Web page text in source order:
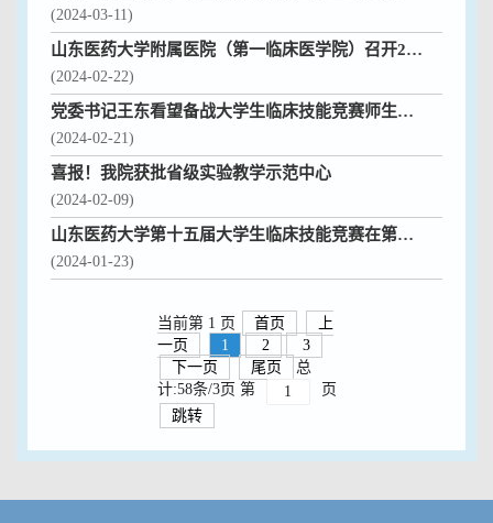
(2024-03-11)
山东医药大学附属医院（第一临床医学院）召开2024年国家级、省级大学生医学技术技能大赛培训部署动员会
(2024-02-22)
党委书记王东看望备战大学生临床技能竞赛师生并指导调研临床技能中心建设工作
(2024-02-21)
喜报！我院获批省级实验教学示范中心
(2024-02-09)
山东医药大学第十五届大学生临床技能竞赛在第一临床医学院（山东医药大学附属医院）成功举办
(2024-01-23)
当前第 1 页 首页
上
一页
1 2
3
下一页
尾页
总
计:58条/3页 第
页
跳转